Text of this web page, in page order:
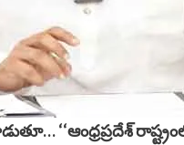
‘‘ఆంధ్రప్రదేశ్